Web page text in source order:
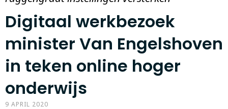
Digitaal werkbezoek
minister Van Engelshoven
in teken online hoger
onderwijs
9 APRIL 2020